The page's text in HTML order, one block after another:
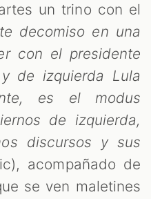
un trino con el
decomiso en una
con el presidente
de izquierda Lula
es el modus
de izquierda,
discursos y sus
acompañado de
se ven maletines